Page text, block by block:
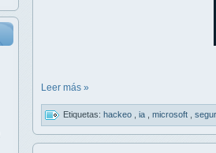
Leer más »
Etiquetas: hackeo ia microsoft